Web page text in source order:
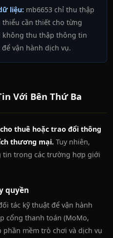
liệu: mb6653 chỉ thu thập
cần thiết cho từng
không thu thập thông tin
vận hành dịch vụ.
Với Bên Thứ Ba
thuê hoặc trao đổi thông
thương mại. Tuy nhiên,
tin trong các trường hợp giới
quyền
tác kỹ thuật để vận hành
cổng thanh toán (MoMo,
phần mềm trò chơi và dịch vụ